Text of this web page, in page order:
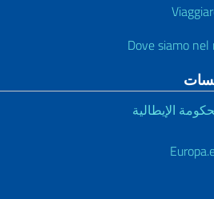
Dove siamo nel
الإيطالية